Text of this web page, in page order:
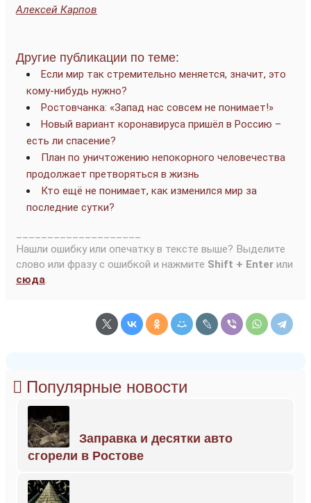
Алексей Карпов
Другие публикации по теме:
Если мир так стремительно меняется, значит, это
кому-нибудь нужно?
Ростовчанка: «Запад нас совсем не понимает!»
Новый вариант коронавируса пришёл в Россию –
есть ли спасение?
План по уничтожению непокорного человечества
продолжает претворяться в жизнь
Кто ещё не понимает, как изменился мир за
последние сутки?
Нашли ошибку или опечатку в тексте выше? Выделите
слово или фразу с ошибкой и нажмите Shift + Enter или
сюда.
Популярные новости
Заправка и десятки авто
сгорели в Ростове